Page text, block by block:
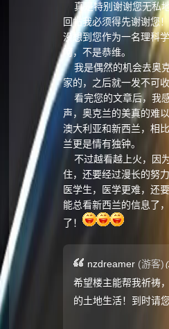
真是特别谢谢您无私
回帖我必须得先谢谢您
没想到您作为一名理科
呵，不是恭维。
我是偶然的机会去奥
家的，之后就一发不可
看完您的文章后，我
声，奥克兰的美真的难
澳大利亚和新西兰，相
兰更是情有独钟。
不过越看越上火，因
住，还要经过漫长的努
医学生，医学更难，还
能总看新西兰的信息了
了！
nzdreamer (游客) (
希望楼主能帮我祈祷
的土地生活！到时请